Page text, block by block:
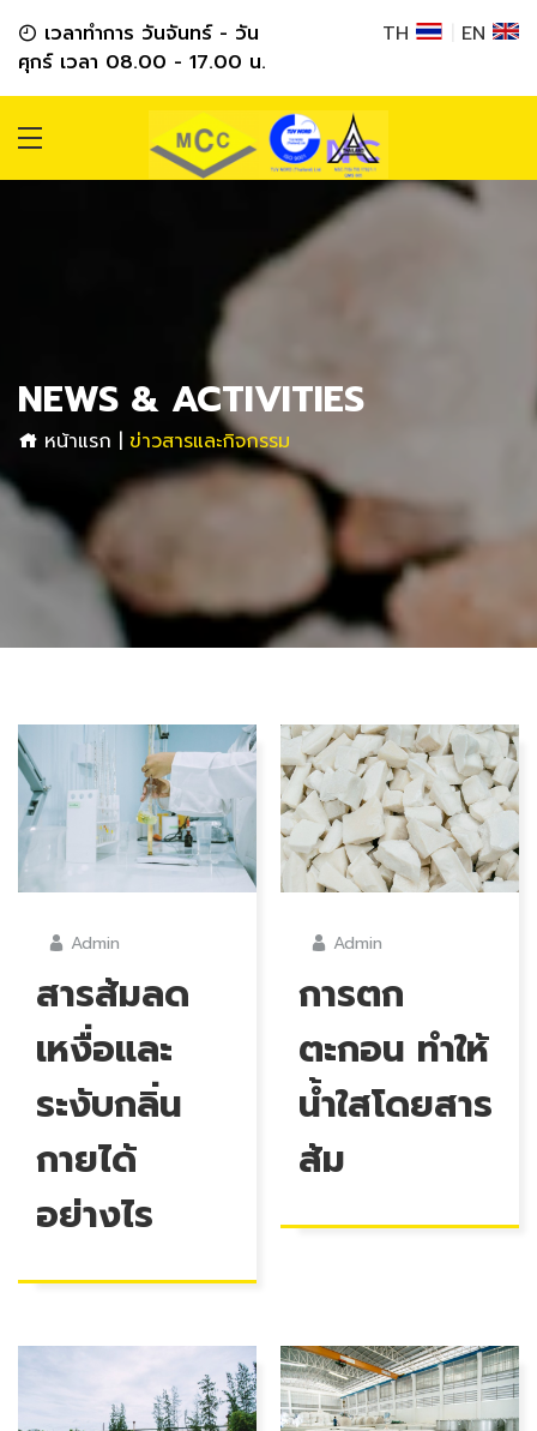
เวลาทำการ วันจันทร์ - วัน
ศุกร์ เวลา 08.00 - 17.00 น.
TH EN
NEWS & ACTIVITIES
หน้าแรก | ข่าวสารและกิจกรรม
Admin
สารส้มลด
เหงื่อและ
ระงับกลิ่น
กายได้
อย่างไร
Admin
การตก
ตะกอน ทำให้
น้ำใสโดยสาร
ส้ม